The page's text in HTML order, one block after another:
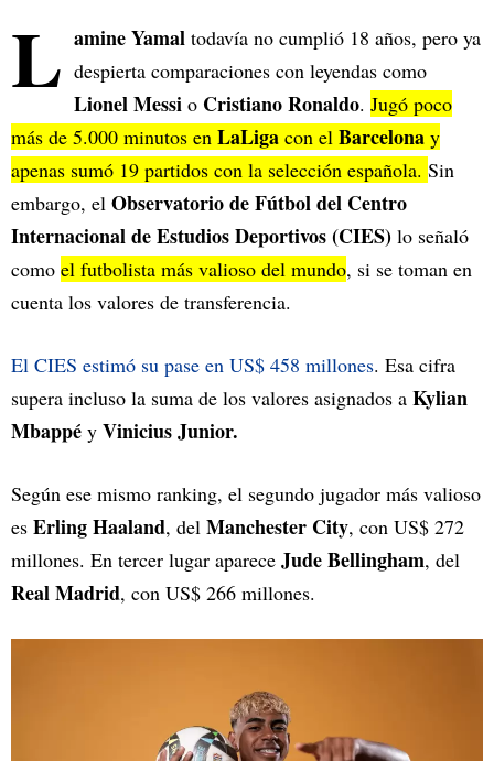
L amine Yamal todavía no cumplió 18 años, pero ya
despierta comparaciones con leyendas como
Lionel Messi o Cristiano Ronaldo. Jugó poco
más de 5.000 minutos en LaLiga con el Barcelona y
apenas sumó 19 partidos con la selección española. Sin
embargo, el Observatorio de Fútbol del Centro
Internacional de Estudios Deportivos (CIES) lo señaló
como el futbolista más valioso del mundo, si se toman en
cuenta los valores de transferencia.
El CIES estimó su pase en US$ 458 millones. Esa cifra
supera incluso la suma de los valores asignados a Kylian
Mbappé y Vinicius Junior.
Según ese mismo ranking, el segundo jugador más valioso
es Erling Haaland, del Manchester City, con US$ 272
millones. En tercer lugar aparece Jude Bellingham, del
Real Madrid, con US$ 266 millones.